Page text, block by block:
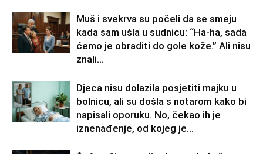
Muš i svekrva su počeli da se smeju
kada sam ušla u sudnicu: “Ha-ha, sada
ćemo je obraditi do gole kože.” Ali nisu
znali...
Djeca nisu dolazila posjetiti majku u
bolnicu, ali su došla s notarom kako bi
napisali oporuku. No, čekao ih je
iznenađenje, od kojeg je...